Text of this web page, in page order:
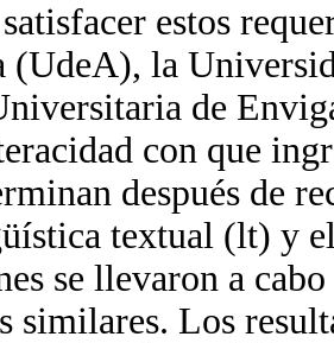
estos
(UdeA), la
de
con que
después de
textual (lt) y
se llevaron a
similares. Los